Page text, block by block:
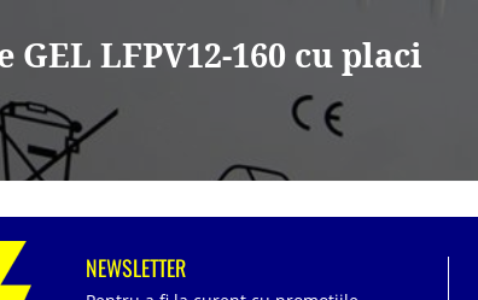
LFPV12-160 cu placi
NEWSLETTER